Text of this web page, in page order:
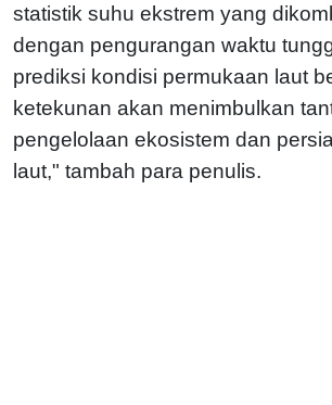
statistik suhu ekstrem yang
dengan pengurangan waktu
prediksi kondisi permukaan laut
ketekunan akan menimbulkan
pengelolaan ekosistem dan
laut," tambah para penulis.